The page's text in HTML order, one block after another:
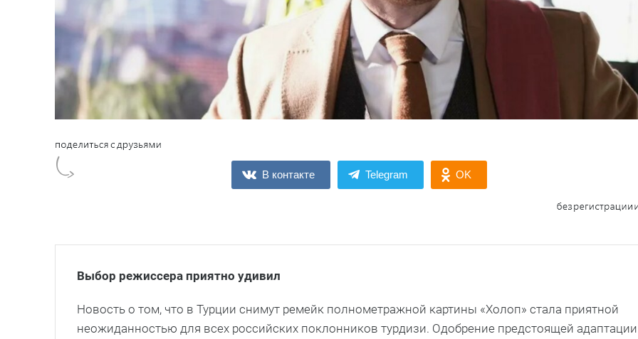
В контакте Telegram OK
Выбор режиссера приятно удивил
Новость о том, что в Турции снимут ремейк полнометражной картины «Холоп» стала приятной
неожиданностью для всех российских поклонников турдизи. Одобрение предстоящей адаптации